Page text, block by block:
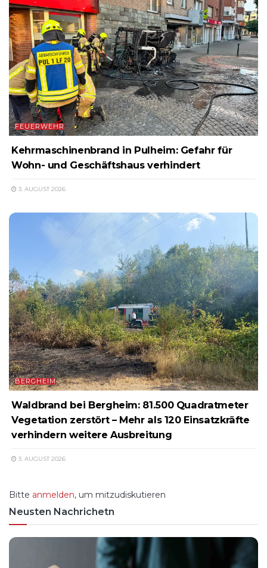
FEUERWEHR
Kehrmaschinenbrand in Pulheim: Gefahr für
Wohn- und Geschäftshaus verhindert
3. AUGUST 2026
BERGHEIM
Waldbrand bei Bergheim: 81.500 Quadratmeter
Vegetation zerstört – Mehr als 120 Einsatzkräfte
verhindern weitere Ausbreitung
3. AUGUST 2026
Bitte anmelden, um mitzudiskutieren
Neusten Nachrichetn